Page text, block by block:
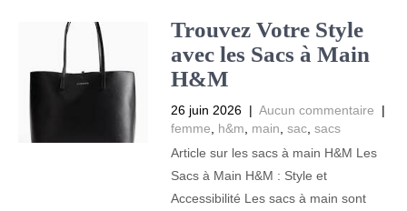
Trouvez Votre Style
avec les Sacs à Main
H&M
26 juin 2026 | Aucun commentaire
|
femme
h&m main sac, sacs
Article sur les sacs à main H&M Les
Sacs à Main H&M : Style et
Accessibilité Les sacs à main sont